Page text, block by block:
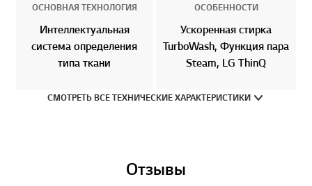
ОСНОВНАЯ ТЕХНОЛОГИЯ
Интеллектуальная
система определения
типа ткани
ОСОБЕННОСТИ
Ускоренная стирка
TurboWash, Функция пара
Steam, LG ThinQ
СМОТРЕТЬ ВСЕ ТЕХНИЧЕСКИЕ ХАРАКТЕРИСТИКИ
Отзывы